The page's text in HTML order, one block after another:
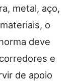
metal, aço,
o
deve
e
de apoio